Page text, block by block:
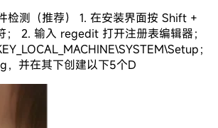
检测（推荐） 1. 在安装界面按 Shift +
； 2. 输入 regedit 打开注册表编辑器；
；
，并在其下创建以下5个D